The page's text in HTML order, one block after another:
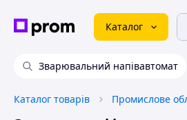
Каталог
Зварювальний напівавтомат
Каталог товарів